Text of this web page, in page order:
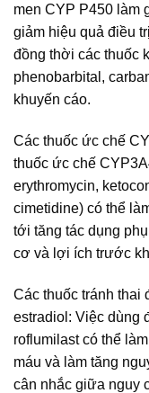
men CYP P450 làm
giảm hiệu quả điều
đồng thời các thuốc
phenobarbital,
khuyến cáo.
Các thuốc ức chế
thuốc ức chế
erythromycin,
cimetidine) có thể
tới tăng tác dụng
cơ và lợi ích trước
Các thuốc tránh thai
estradiol: Việc dùng
roflumilast có thể
máu và làm tăng
cân nhắc giữa nguy